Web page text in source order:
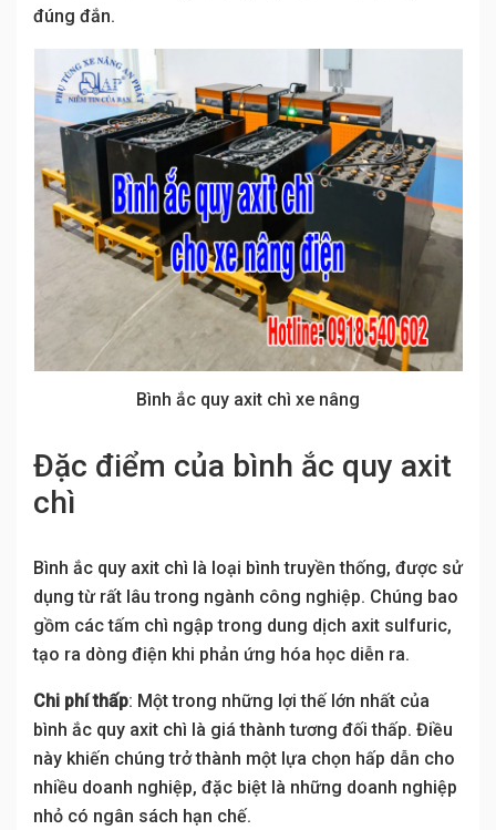
đúng đắn.
Bình ắc quy axit chì xe nâng
Đặc điểm của bình ắc quy axit
chì
Bình ắc quy axit chì là loại bình truyền thống, được sử
dụng từ rất lâu trong ngành công nghiệp. Chúng bao
gồm các tấm chì ngập trong dung dịch axit sulfuric,
tạo ra dòng điện khi phản ứng hóa học diễn ra.
Chi phí thấp: Một trong những lợi thế lớn nhất của
bình ắc quy axit chì là giá thành tương đối thấp. Điều
này khiến chúng trở thành một lựa chọn hấp dẫn cho
nhiều doanh nghiệp, đặc biệt là những doanh nghiệp
nhỏ có ngân sách hạn chế.